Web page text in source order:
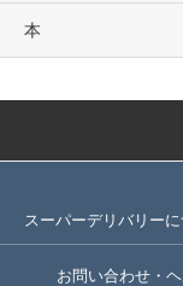
本
スーパーデリバリー
お問い合わせ・